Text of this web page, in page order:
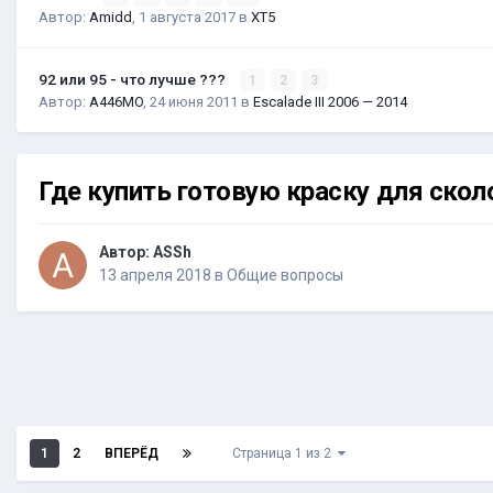
Автор: Amidd 1 августа 2017 в XT5
92 или 95 - что лучше ??? 1 2 3
Автор: A446MO 24 июня 2011 в Escalade III 2006 — 2014
Где купить готовую краску для
Автор: ASSh
13 апреля 2018 в Общие вопросы
1 2 ВПЕРЁД Страница 1 из 2